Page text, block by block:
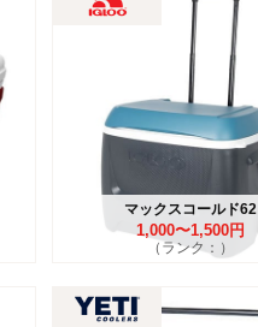
マックスコールド62
1,000〜1,500円
（ランク：）